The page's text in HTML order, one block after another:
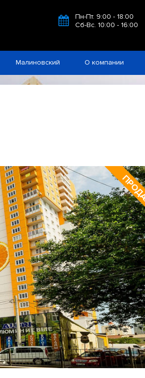
Пн-Пт. 9:00 - 18:00
Сб-Вс. 10:00 - 16:00
Малиновский О компании